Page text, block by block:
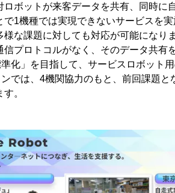
ボットが来客データを共有、同時に
1機種では実現できないサービスを
な課題に対しても対応が可能になり
プロトコルがなく、そのデータ共有
化」を目指して、サービスロボット
では、4機関協力のもと、前回課題と
。